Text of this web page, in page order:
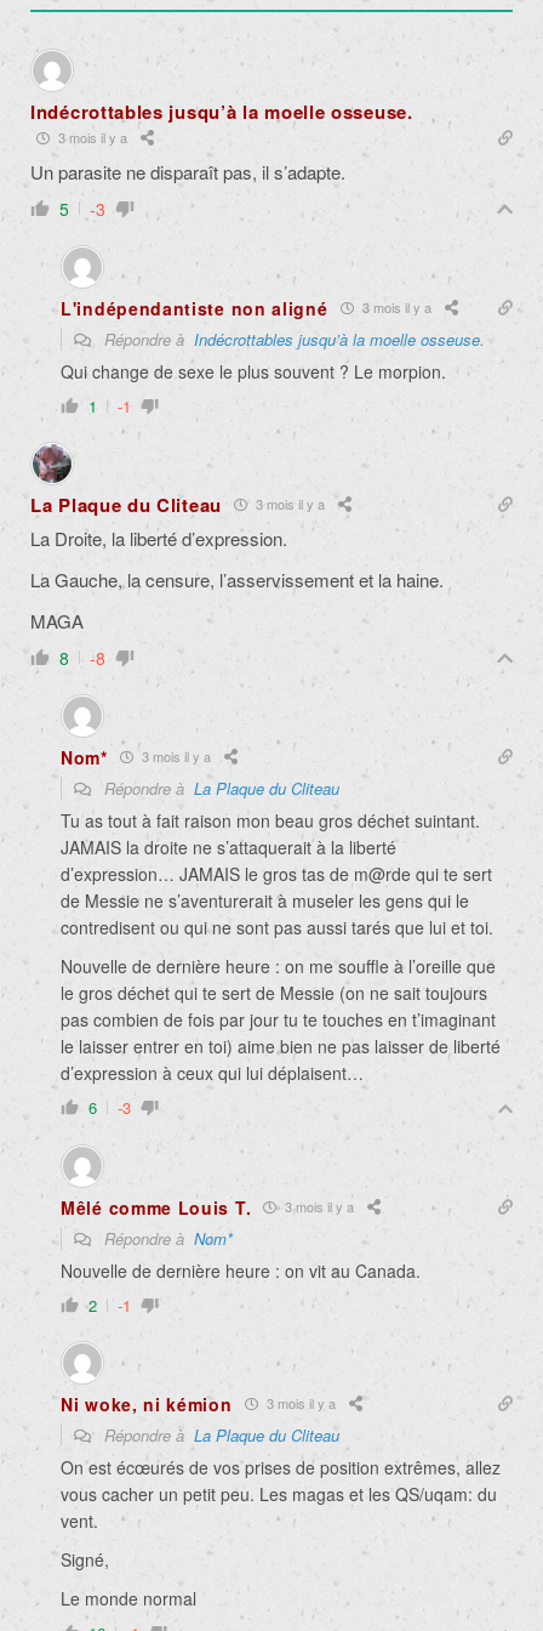
Indécrottables jusqu’à la moelle osseuse.
3 mois il y a
Un parasite ne disparaît pas, il s’adapte.
5 -3
L'indépendantiste non aligné 3 mois il y a
Répondre à Indécrottables jusqu’à la moelle osseuse.
Qui change de sexe le plus souvent ? Le morpion.
1 -1
La Plaque du Cliteau 3 mois il y a
La Droite, la liberté d’expression.
La Gauche, la censure, l’asservissement et la haine.
MAGA
8 -8
Nom* 3 mois il y a
Répondre à La Plaque du Cliteau
Tu as tout à fait raison mon beau gros déchet suintant.
JAMAIS la droite ne s’attaquerait à la liberté
d’expression… JAMAIS le gros tas de m@rde qui te sert
de Messie ne s’aventurerait à museler les gens qui le
contredisent ou qui ne sont pas aussi tarés que lui et toi.
Nouvelle de dernière heure : on me souffle à l’oreille que
le gros déchet qui te sert de Messie (on ne sait toujours
pas combien de fois par jour tu te touches en t’imaginant
le laisser entrer en toi) aime bien ne pas laisser de liberté
d’expression à ceux qui lui déplaisent…
6 -3
Mêlé comme Louis T. 3 mois il y a
Répondre à Nom*
Nouvelle de dernière heure : on vit au Canada.
2 -1
Ni woke, ni kémion 3 mois il y a
Répondre à La Plaque du Cliteau
On est écœurés de vos prises de position extrêmes, allez
vous cacher un petit peu. Les magas et les QS/uqam: du
vent.
Signé,
Le monde normal